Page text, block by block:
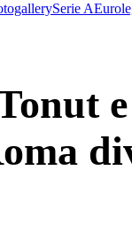
Serie A